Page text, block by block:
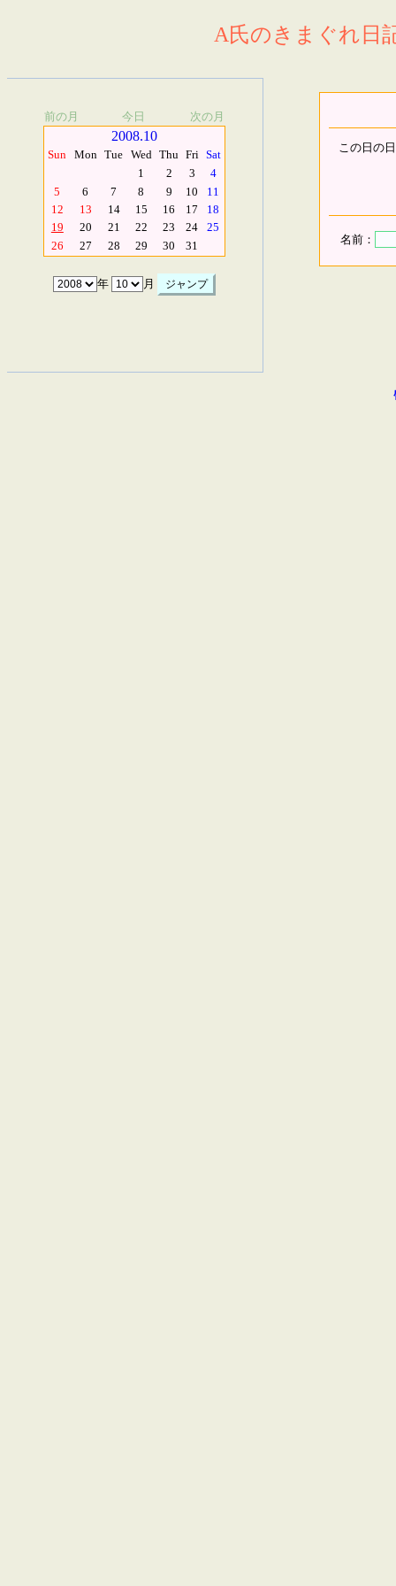
A氏のきまぐれ日
前の月 今日 次の月
2008.10
Sun Mon Tue Wed Thu Fri Sat
1
2 3
4
5
6 7 8 9 10
11
12
13 14 15 16 17
18
19
20 21 22 23 24
25
26
27 28 29 30 31
年 月
この日の
名前：